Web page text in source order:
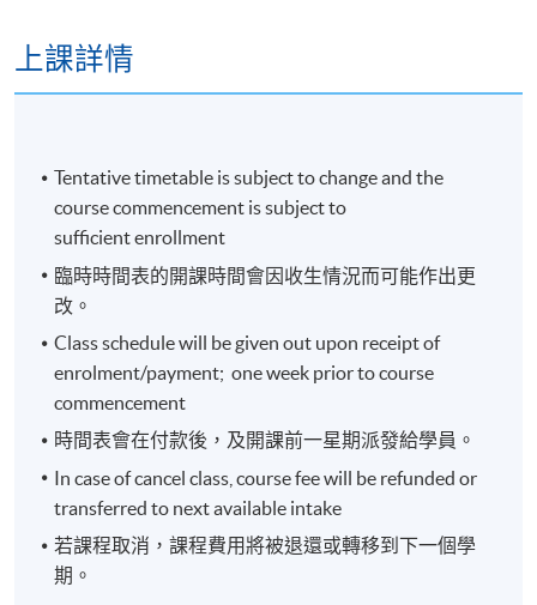
李小姐在銀行及培訓方面擁有超過20年工作經驗，特
別專長於財務策劃, 銷售服務及保險培訓。李小姐曾設
計多個有關財務策劃及保險課程給不同崗位，包括客
戶經理，財務策劃經理，保險銷售經理等等。而其設
計課程更於2010年榮獲HKMA授予Trainer of the Year
李小姐除提供諮詢服務於財務策劃參賽者外，亦曾任
報名代碼 2440-1113NW
上課詳情
Tentative timetable is subject to change and the
course commencement is subject to
sufficient enrollment
臨時時間表的開課時間會因收生情況而可能作出更
改。
Class schedule will be given out upon receipt of
enrolment/payment; one week prior to course
commencement
時間表會在付款後，及開課前一星期派發給學員。
In case of cancel class, course fee will be refunded or
transferred to next available intake
若課程取消，課程費用將被退還或轉移到下一個學
期。